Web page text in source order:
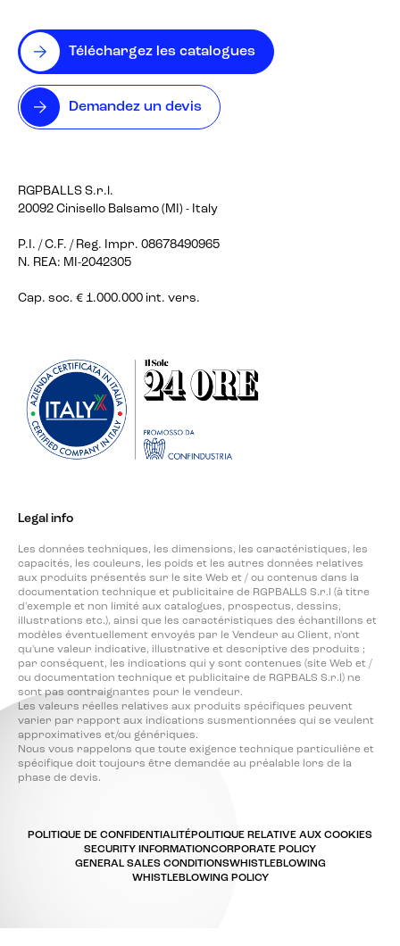
Téléchargez les catalogues
Demandez un devis
RGPBALLS S.r.l.
20092 Cinisello Balsamo (MI) - Italy
P.I. / C.F. / Reg. Impr. 08678490965
N. REA: MI-2042305
Cap. soc. € 1.000.000 int. vers.
Legal info
Les données techniques, les dimensions, les caractéristiques, les
capacités, les couleurs, les poids et les autres données relatives
aux produits présentés sur le site Web et / ou contenus dans la
documentation technique et publicitaire de RGPBALLS S.r.l (à titre
d'exemple et non limité aux catalogues, prospectus, dessins,
illustrations etc.), ainsi que les caractéristiques des échantillons et
modèles éventuellement envoyés par le Vendeur au Client, n'ont
qu'une valeur indicative, illustrative et descriptive des produits ;
par conséquent, les indications qui y sont contenues (site Web et /
ou documentation technique et publicitaire de RGPBALS S.r.l) ne
sont pas contraignantes pour le vendeur.
Les valeurs réelles relatives aux produits spécifiques peuvent
varier par rapport aux indications susmentionnées qui se veulent
approximatives et/ou génériques.
Nous vous rappelons que toute exigence technique particulière et
spécifique doit toujours être demandée au préalable lors de la
phase de devis.
POLITIQUE DE CONFIDENTIALITÉPOLITIQUE RELATIVE AUX COOKIES
SECURITY INFORMATIONCORPORATE POLICY
GENERAL SALES CONDITIONSWHISTLEBLOWING
WHISTLEBLOWING POLICY